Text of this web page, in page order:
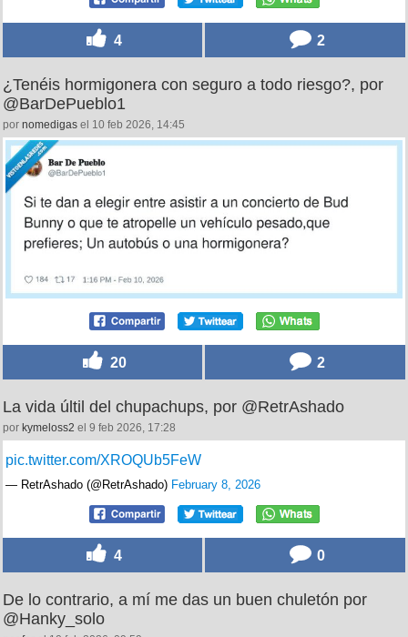
4 2
¿Tenéis hormigonera con seguro a todo riesgo?, por
@BarDePueblo1
por nomedigas el 10 feb 2026, 14:45
20 2
La vida últil del chupachups, por @RetrAshado
por kymeloss2 el 9 feb 2026, 17:28
pic.twitter.com/XROQUb5FeW
— RetrAshado (@RetrAshado) February 8, 2026
4 0
De lo contrario, a mí me das un buen chuletón por
@Hanky_solo